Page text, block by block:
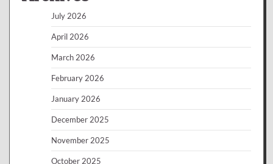
July 2026
April 2026
March 2026
February 2026
January 2026
December 2025
November 2025
October 2025